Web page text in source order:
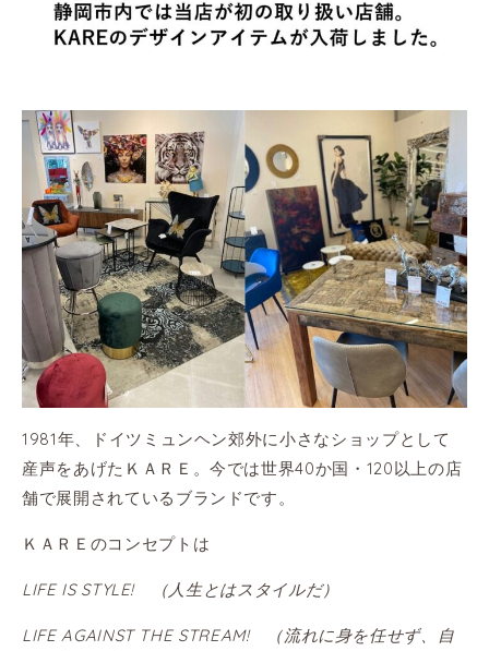
1981年、ドイツミュンヘン郊外に小さなショップとして
産声をあげたＫＡＲＥ。今では世界40か国・120以上の店
舗で展開されているブランドです。
ＫＡＲＥのコンセプトは
LIFEIS STYLE! （人生とはスタイルだ）
LIFE AGAINST THE STREAM! （流れに身を任せず、自